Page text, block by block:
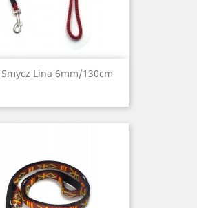
Lina 6mm/130cm